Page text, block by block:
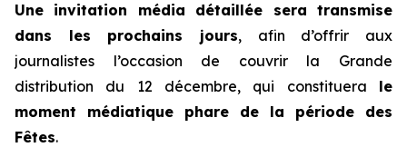
Une invitation média détaillée sera transmise
dans les prochains jours, afin d’offrir aux
journalistes l’occasion de couvrir la Grande
distribution du 12 décembre, qui constituera le
moment médiatique phare de la période des
Fêtes.